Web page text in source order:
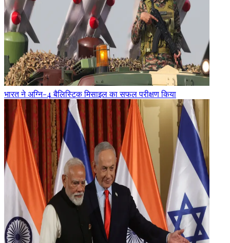
भारत ने अग्नि-4 बैलिस्टिक मिसाइल का सफल परीक्षण किया